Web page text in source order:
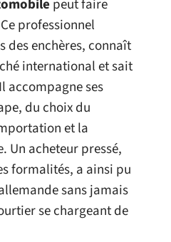
peut faire
professionnel
des enchères, connaît
international et sait
accompagne ses
du choix du
et la
Un acheteur pressé,
formalités, a ainsi pu
sans jamais
se chargeant de